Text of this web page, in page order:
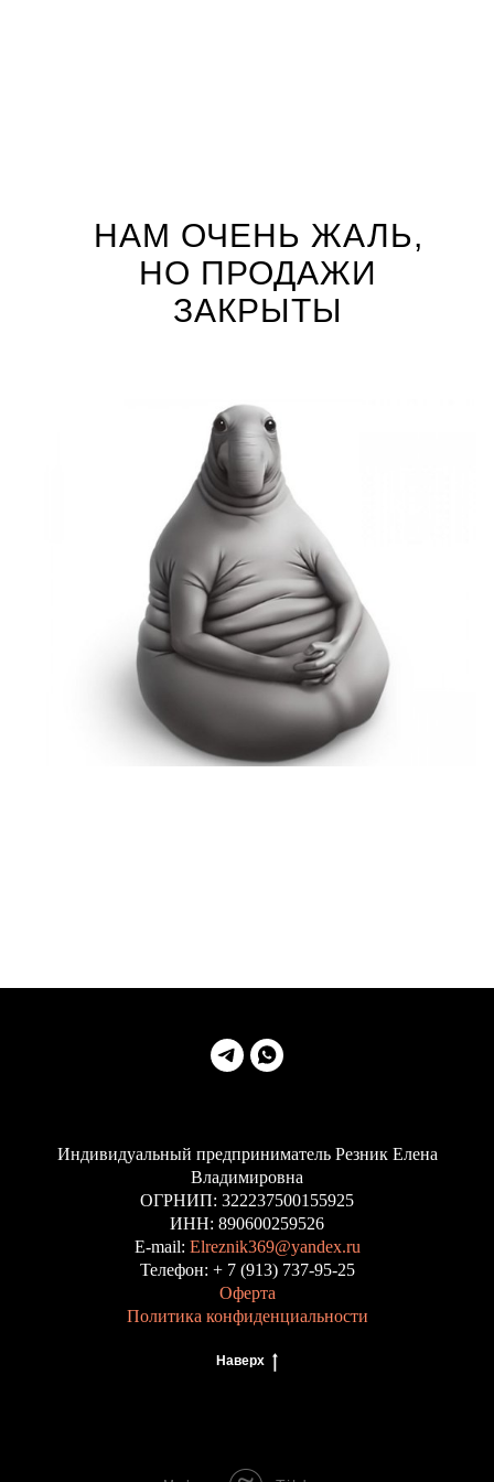
НАМ ОЧЕНЬ ЖАЛЬ,
НО ПРОДАЖИ
ЗАКРЫТЫ
Индивидуальный предприниматель Резник Елена
Владимировна
ОГРНИП: 322237500155925
ИНН: 890600259526
E-mail: Elreznik369@yandex.ru
Телефон: + 7 (913) 737-95-25
Оферта
Политика конфиденциальности
Наверх